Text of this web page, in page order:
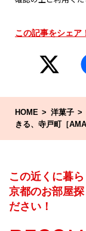
この記事をシェア
HOME 洋菓子
きる、寺戸町［
この近くに暮
京都のお部屋
ださい！